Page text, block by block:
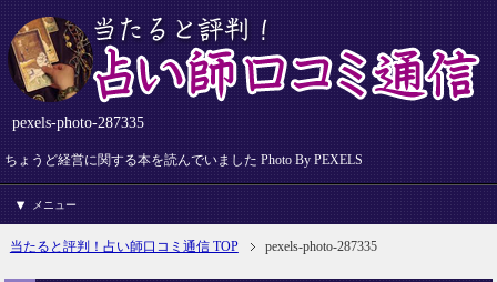
pexels-photo-287335
ちょうど経営に関する本を読んでいました Photo By PEXELS
メニュー
当たると評判！占い師口コミ通信 TOP pexels-photo-287335